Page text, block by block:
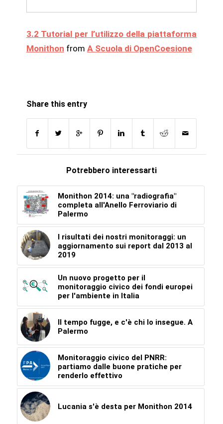
3.2 Tutorial per l’utilizzo della piattaforma
Monithon from A Scuola di OpenCoesione
Share this entry
Potrebbero interessarti
Monithon 2014: una "radiografia"
completa all'Anello Ferroviario di
Palermo
I risultati dei nostri monitoraggi: un
aggiornamento sui report dal 2013 al
2019
Un nuovo progetto per il
monitoraggio civico dei fondi europei
per l'ambiente in Italia
Il tempo fugge, e c'è chi lo insegue. A
Palermo
Monitoraggio civico del PNRR:
partiamo dalle buone pratiche per
renderlo effettivo
Lucania s'è desta per Monithon 2014